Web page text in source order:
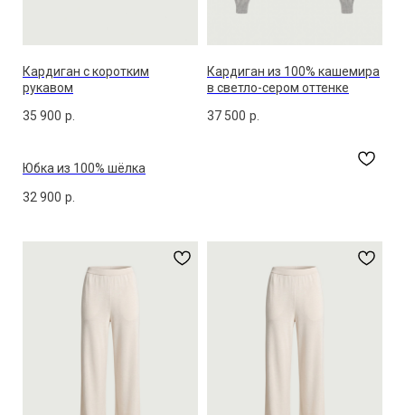
Кардиган с коротким
рукавом
35 900 р.
Кардиган из 100% кашемира
в светло-сером оттенке
37 500 р.
Юбка из 100% шёлка
32 900 р.